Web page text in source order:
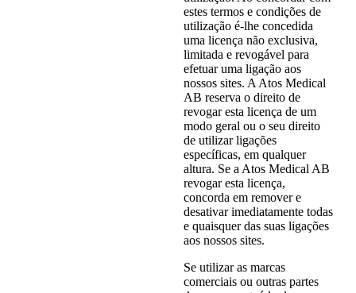
estes termos e condições de
utilização é-lhe concedida
uma licença não exclusiva,
limitada e revogável para
efetuar uma ligação aos
nossos sites. A Atos Medical
AB reserva o direito de
revogar esta licença de um
modo geral ou o seu direito
de utilizar ligações
específicas, em qualquer
altura. Se a Atos Medical AB
revogar esta licença,
concorda em remover e
desativar imediatamente todas
e quaisquer das suas ligações
aos nossos sites.
Se utilizar as marcas
comerciais ou outras partes